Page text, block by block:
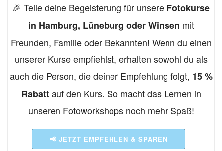
🎉 Teile deine Begeisterung für unsere Fotokurse
in Hamburg, Lüneburg oder Winsen mit
Freunden, Familie oder Bekannten! Wenn du einen
unserer Kurse empfiehlst, erhalten sowohl du als
auch die Person, die deiner Empfehlung folgt, 15 %
Rabattauf den Kurs. So macht das Lernen in
unseren Fotoworkshops noch mehr Spaß!
📢 JETZT EMPFEHLEN & SPAREN